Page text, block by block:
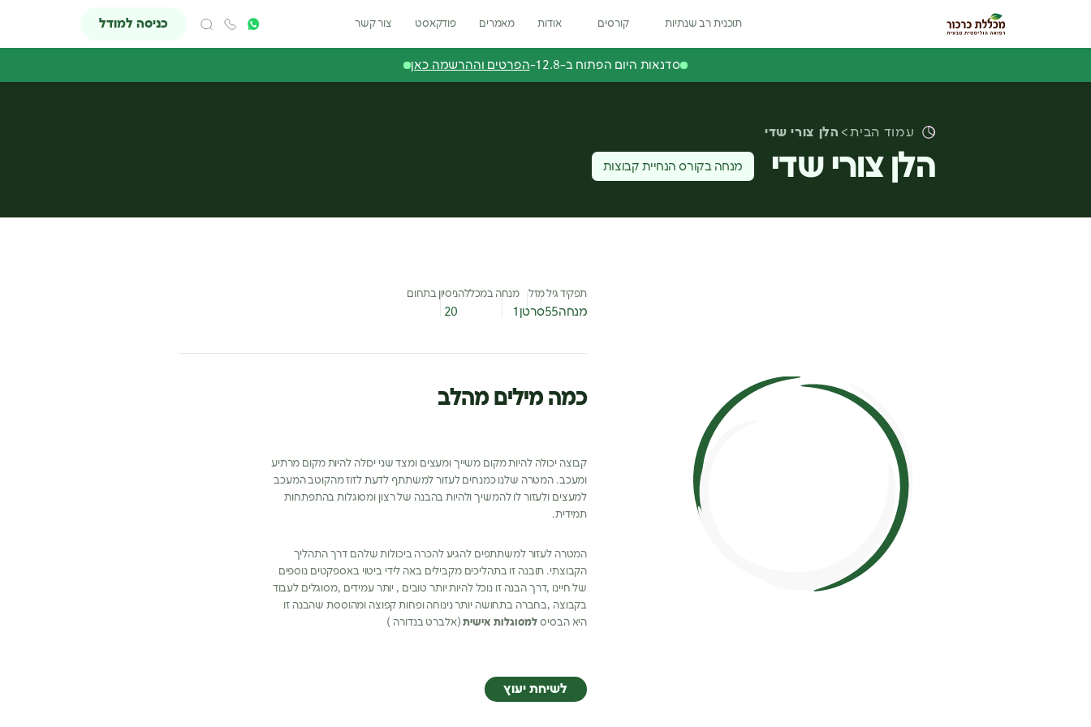
תוכנית רב שנתיות קורסים אודות מאמרים פודקאסט צור קשר כניסה למודל
סדנאות היום הפתוח ב-12.8- הפרטים וההרשמה כאן
עמוד הבית הלן צורי שדי
הלן צורי שדי מנחה בקורס הנחיית קבוצות
תפקיד
מנחה
גיל
55
מזל
סרטן
מנחה במכללה
1
ניסיון בתחום
20
כמה מילים מהלב
קבוצה יכולה להיות מקום משייך ומעצים ומצד שני יכולה להיות מקום מרתיע
ומעכב. המטרה שלנו כמנחים לעזור למשתתף לדעת לזוז מהקוטב המעכב
למעצים ולעזור לו להמשיך ולהיות בהבנה של רצון ומסוגלות בהתפתחות
תמידית.
המטרה לעזור למשתתפים להגיע להכרה ביכולות שלהם דרך התהליך
הקבוצתי. תובנה זו בתהליכים מקבילים באה לידי ביטוי באספקטים נוספים
של חיינו ,דרך הבנה זו נוכל להיות יותר טובים , יותר עמידים ,מסוגלים לעבוד
בקבוצה ,בחברה בתחושה יותר נינוחה ופחות קפוצה ומהוססת שהבנה זו
היא הבסיס למסוגלות אישית (אלברט בנדורה )
לשיחת יעוץ